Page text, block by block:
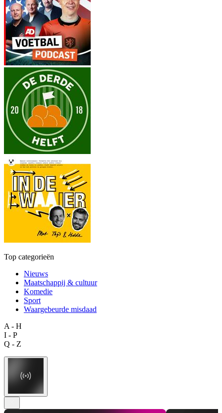
Top categorieën
Nieuws
Maatschappij & cultuur
Komedie
Sport
Waargebeurde misdaad
A - H
I - P
Q - Z